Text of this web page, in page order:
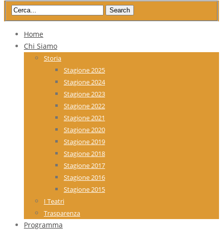
Home
Chi Siamo
Storia
Stagione 2025
Stagione 2024
Stagione 2023
Stagione 2022
Stagione 2021
Stagione 2020
Stagione 2019
Stagione 2018
Stagione 2017
Stagione 2016
Stagione 2015
I Teatri
Trasparenza
Programma